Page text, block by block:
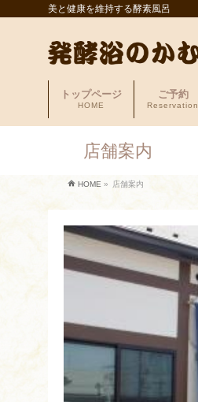
美と健康を維持する酵素風呂
トップページ
HOME
ご予約
Reservation
店舗案内
HOME » 店舗案内